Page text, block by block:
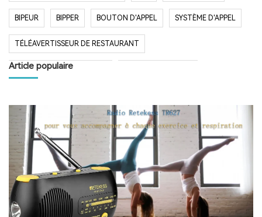
BIPEUR BIPPER BOUTON D'APPEL SYSTÈME D'APPEL
TÉLÉAVERTISSEUR DE RESTAURANT
SYSTÈME D'APPEL SANS FIL
LONGUE PORTÉE SYSTÈME LONG TEMPS EN VEILLE
RESTAURANT HÔPITAL RADIO RADIO PORTABLE
FM AM RADIO RADIO DE POCHE RADIO DE DOUCHE
ENCEINTE BLUETOOTH ÉTANCHE
Article populaire